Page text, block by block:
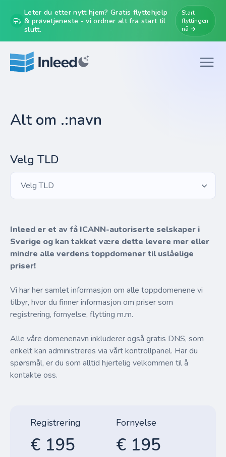
Leter du etter nytt hjem? Gratis flyttehjelp
& prøvetjeneste - vi ordner alt fra start til
slutt.
Start
flyttingen
nå →
Alt om .:navn
Velg TLD
Velg TLD
Inleed er et av få ICANN-autoriserte selskaper i
Sverige og kan takket være dette levere mer eller
mindre alle verdens toppdomener til uslåelige
priser!
Vi har her samlet informasjon om alle toppdomenene vi
tilbyr, hvor du finner informasjon om priser som
registrering, fornyelse, flytting m.m.
Alle våre domenenavn inkluderer også gratis DNS, som
enkelt kan administreres via vårt kontrollpanel. Har du
spørsmål, er du som alltid hjertelig velkommen til å
kontakte oss.
Registrering
€ 195
Fornyelse
€ 195